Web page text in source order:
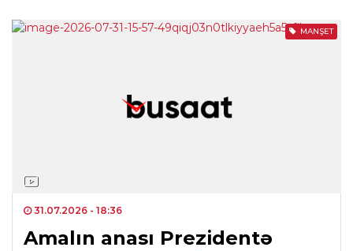
MANŞET
31.07.2026 - 18:36
Amalın anası Prezidentə